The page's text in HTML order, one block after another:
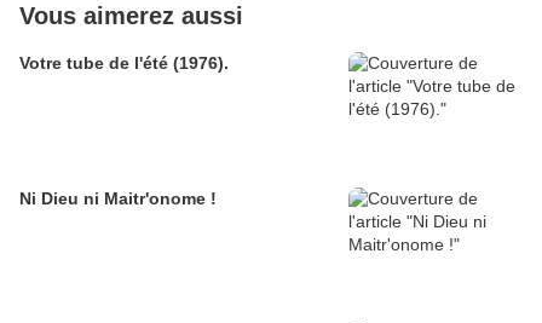
Vous aimerez aussi
Votre tube de l'été (1976).
Ni Dieu ni Maitr'onome !